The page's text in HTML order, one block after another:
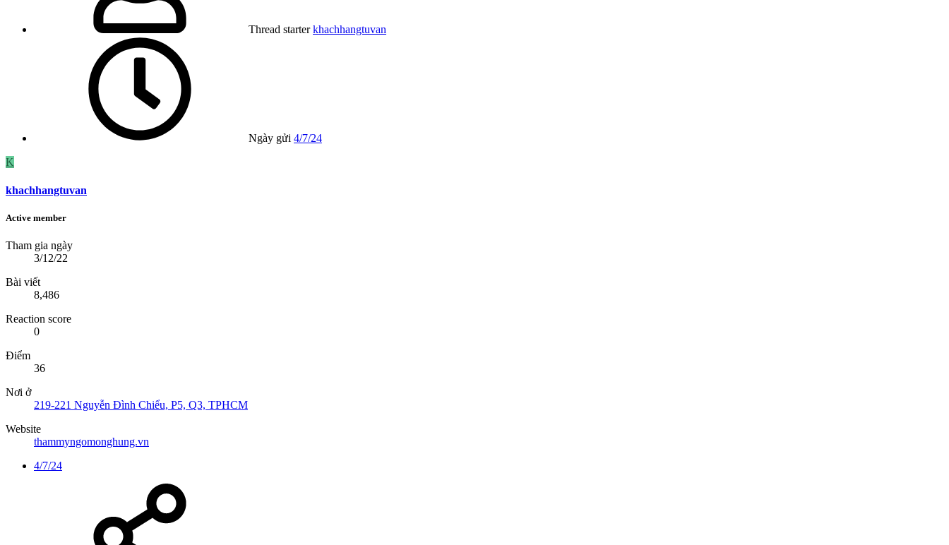
Thread starter khachhangtuvan
Ngày gửi 4/7/24
K
khachhangtuvan
Active member
Tham gia ngày
3/12/22
Bài viết
8,486
Reaction score
0
Điểm
36
Nơi ở
219-221 Nguyễn Đình Chiểu, P5, Q3, TPHCM
Website
thammyngomonghung.vn
4/7/24